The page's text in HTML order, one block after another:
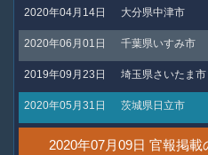
2020年04月14日 大分県中津市
2020年06月01日 千葉県いすみ市
2019年09月23日 埼玉県さいたま市
2020年05月31日 茨城県日立市
2020年07月09日 官報掲